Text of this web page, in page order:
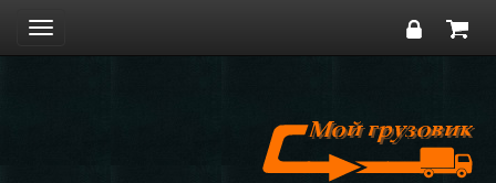
Toggle
navigation